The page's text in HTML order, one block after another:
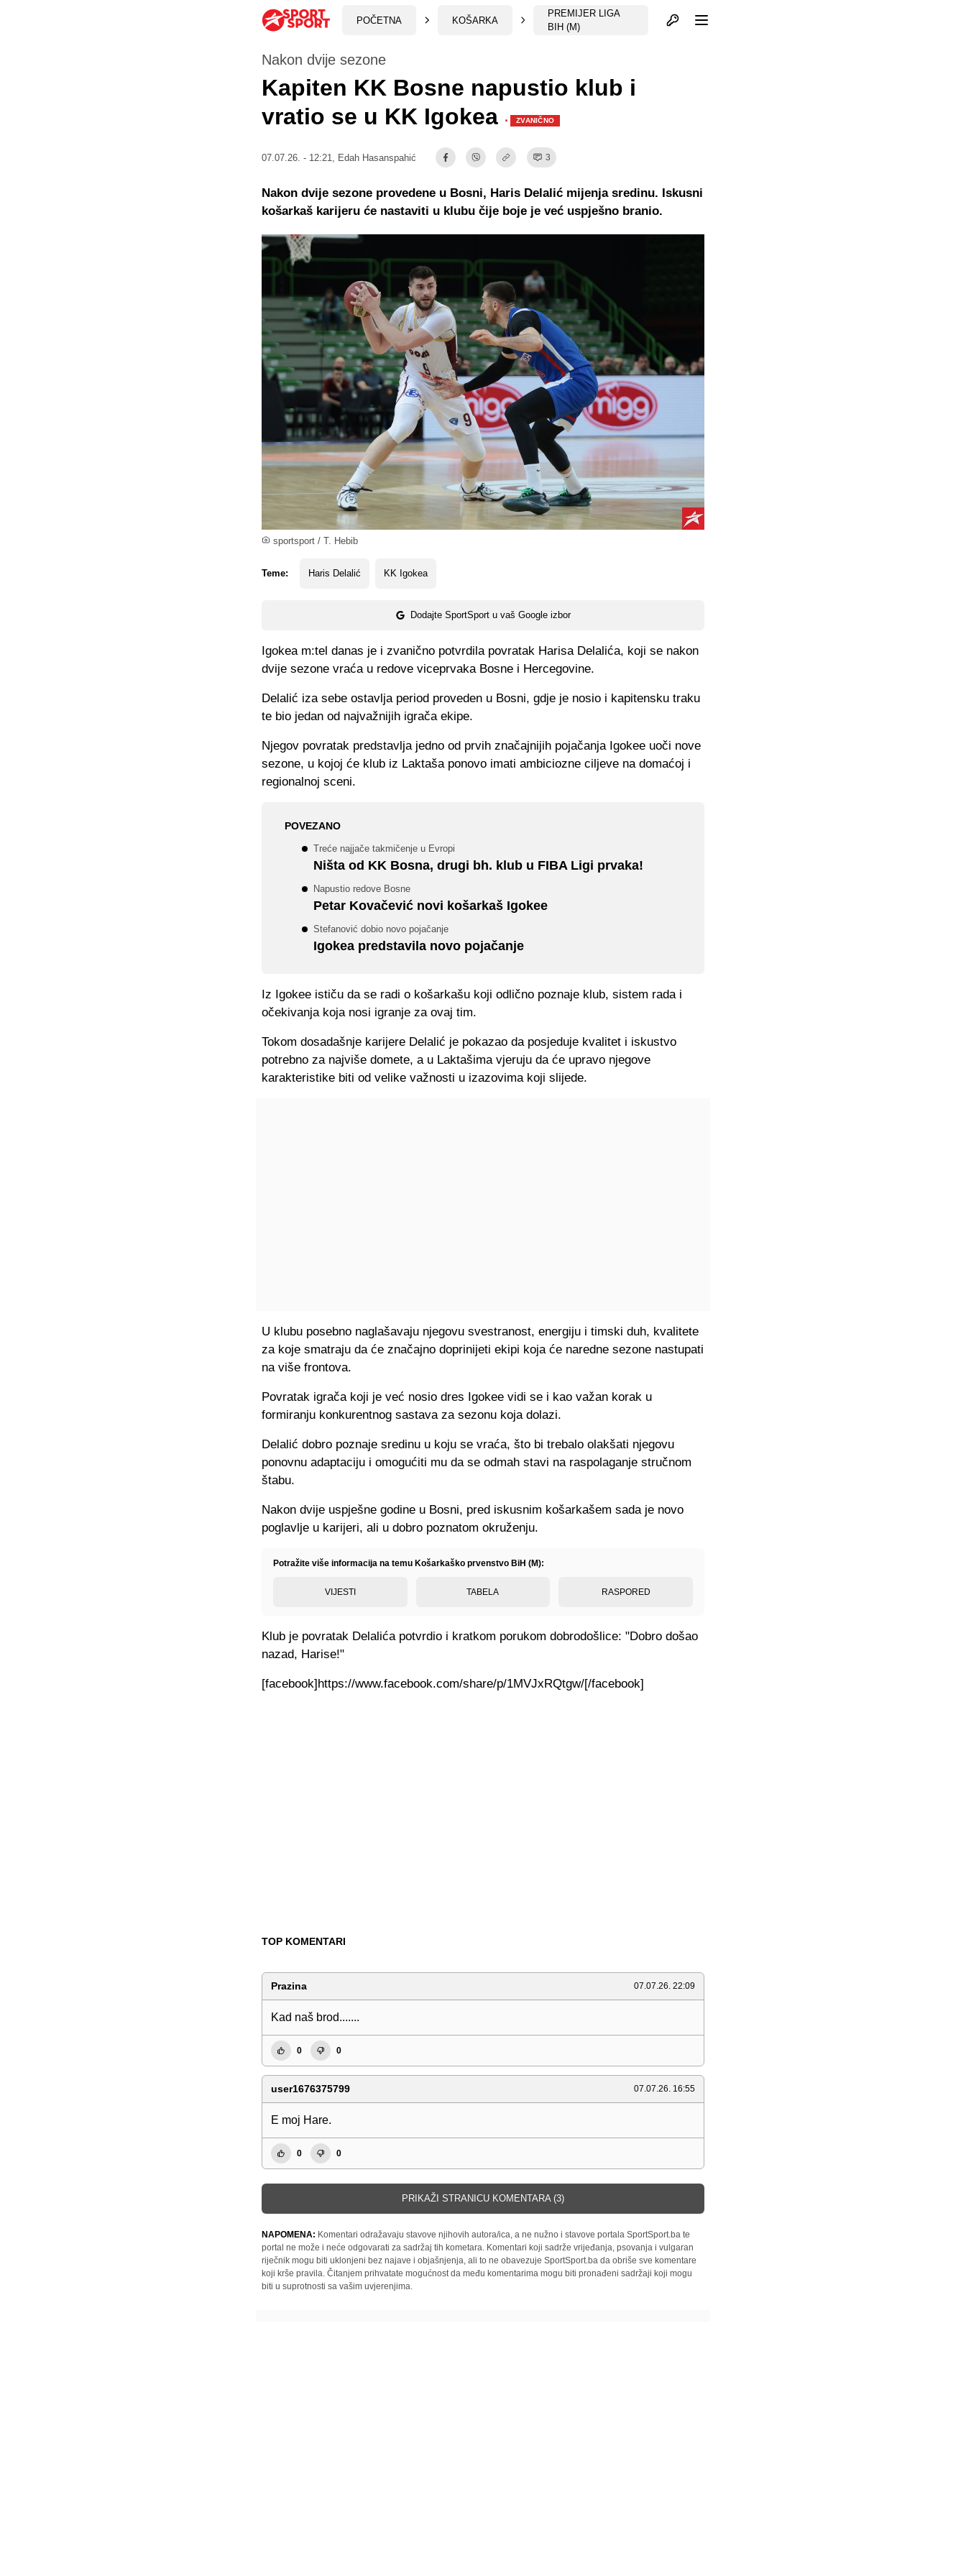
POČETNA KOŠARKA
PREMIJER LIGA
BIH (M)
Otvori profil
sportsport / T. Hebib
Nakon dvije sezone
Kapiten KK Bosne napustio klub i
vratio se u KK Igokea · ZVANIČNO
07.07.26. - 12:21, Edah Hasanspahić 3
Teme: Haris Delalić KK Igokea
Dodajte SportSport u vaš Google izbor
Nakon dvije sezone provedene u Bosni, Haris Delalić mijenja sredinu. Iskusni
košarkaš karijeru će nastaviti u klubu čije boje je već uspješno branio.
Igokea m:tel danas je i zvanično potvrdila povratak Harisa Delalića, koji se nakon
dvije sezone vraća u redove viceprvaka Bosne i Hercegovine.
Delalić iza sebe ostavlja period proveden u Bosni, gdje je nosio i kapitensku traku
te bio jedan od najvažnijih igrača ekipe.
Njegov povratak predstavlja jedno od prvih značajnijih pojačanja Igokee uoči nove
sezone, u kojoj će klub iz Laktaša ponovo imati ambiciozne ciljeve na domaćoj i
regionalnoj sceni.
POVEZANO
Treće najjače takmičenje u Evropi
Ništa od KK Bosna, drugi bh. klub u FIBA Ligi prvaka!
Napustio redove Bosne
Petar Kovačević novi košarkaš Igokee
Stefanović dobio novo pojačanje
Igokea predstavila novo pojačanje
Iz Igokee ističu da se radi o košarkašu koji odlično poznaje klub, sistem rada i
očekivanja koja nosi igranje za ovaj tim.
Tokom dosadašnje karijere Delalić je pokazao da posjeduje kvalitet i iskustvo
potrebno za najviše domete, a u Laktašima vjeruju da će upravo njegove
karakteristike biti od velike važnosti u izazovima koji slijede.
U klubu posebno naglašavaju njegovu svestranost, energiju i timski duh, kvalitete
za koje smatraju da će značajno doprinijeti ekipi koja će naredne sezone nastupati
na više frontova.
Povratak igrača koji je već nosio dres Igokee vidi se i kao važan korak u
formiranju konkurentnog sastava za sezonu koja dolazi.
Delalić dobro poznaje sredinu u koju se vraća, što bi trebalo olakšati njegovu
ponovnu adaptaciju i omogućiti mu da se odmah stavi na raspolaganje stručnom
štabu.
Nakon dvije uspješne godine u Bosni, pred iskusnim košarkašem sada je novo
poglavlje u karijeri, ali u dobro poznatom okruženju.
Potražite više informacija na temu Košarkaško prvenstvo BiH (M):
VIJESTI TABELA RASPORED
Klub je povratak Delalića potvrdio i kratkom porukom dobrodošlice: "Dobro došao
nazad, Harise!"
[facebook]https://www.facebook.com/share/p/1MVJxRQtgw/[/facebook]
TOP KOMENTARI
Prazina 07.07.26. 22:09
Kad naš brod.......
0 0
user1676375799 07.07.26. 16:55
E moj Hare.
0 0
PRIKAŽI STRANICU KOMENTARA (3)
NAPOMENA: Komentari odražavaju stavove njihovih autora/ica, a ne nužno i stavove portala SportSport.ba te
portal ne može i neće odgovarati za sadržaj tih kometara. Komentari koji sadrže vrijeđanja, psovanja i vulgaran
riječnik mogu biti uklonjeni bez najave i objašnjenja, ali to ne obavezuje SportSport.ba da obriše sve komentare
koji krše pravila. Čitanjem prihvatate mogućnost da među komentarima mogu biti pronađeni sadržaji koji mogu
biti u suprotnosti sa vašim uvjerenjima.